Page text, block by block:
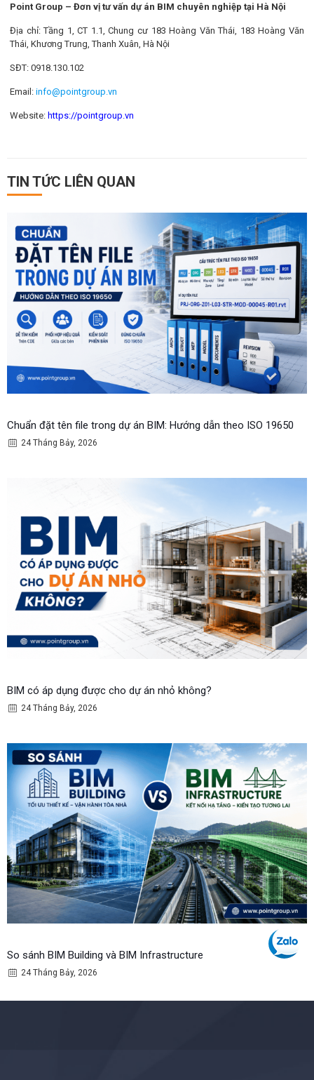
Point Group – Đơn vị tư vấn dự án BIM chuyên nghiệp tại Hà Nội
Địa chỉ: Tầng 1, CT 1.1, Chung cư 183 Hoàng Văn Thái, 183 Hoàng Văn
Thái, Khương Trung, Thanh Xuân, Hà Nội
SĐT: 0918.130.102
Email:info@pointgroup.vn
Website: https://pointgroup.vn
TIN TỨC LIÊN QUAN
Chuẩn đặt tên file trong dự án BIM: Hướng dẫn theo ISO 19650
24 Tháng Bảy, 2026
BIM có áp dụng được cho dự án nhỏ không?
24 Tháng Bảy, 2026
So sánh BIM Building và BIM Infrastructure
24 Tháng Bảy, 2026